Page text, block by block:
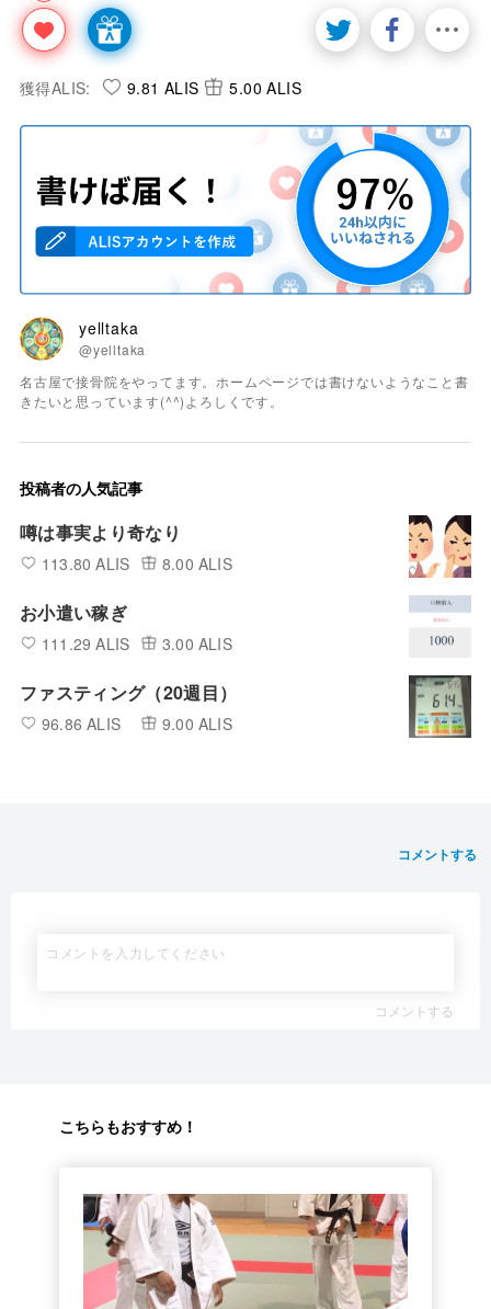
獲得ALIS: 9.81 ALIS 5.00 ALIS
yelltaka
@yelltaka
名古屋で接骨院をやってます。ホームページでは書けないようなこと書
きたいと思っています(^^)よろしくです。
投稿者の人気記事
噂は事実より奇なり
113.80 ALIS 8.00 ALIS
お小遣い稼ぎ
111.29 ALIS 3.00 ALIS
ファスティング（20週目）
96.86 ALIS 9.00 ALIS
コメントする
コメントする
こちらもおすすめ！